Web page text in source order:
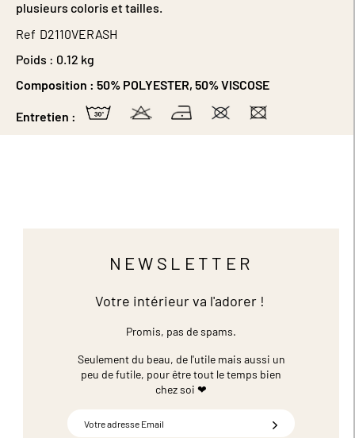
plusieurs coloris et tailles.
Ref D2110VERASH
Poids : 0.12 kg
Composition : 50% POLYESTER, 50% VISCOSE
Entretien :
NEWSLETTER
Votre intérieur va l'adorer !
Promis, pas de spams.
Seulement du beau, de l'utile mais aussi un
peu de futile, pour être tout le temps bien
chez soi ❤